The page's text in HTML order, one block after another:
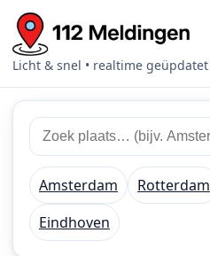
Licht & snel • realtime geüpdatet
Zoek
112
meldingen
Zoek
plaats
of
regio
Amsterdam Rotterdam
Eindhoven